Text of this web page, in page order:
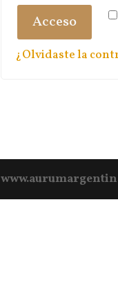
Acceso
¿Olvidaste la